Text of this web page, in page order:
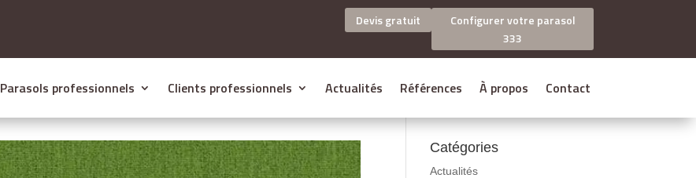
Devis gratuit
Configurer votre parasol
333
Parasols professionnels Clients professionnels Actualités Références À propos Contact
Catégories
Actualités